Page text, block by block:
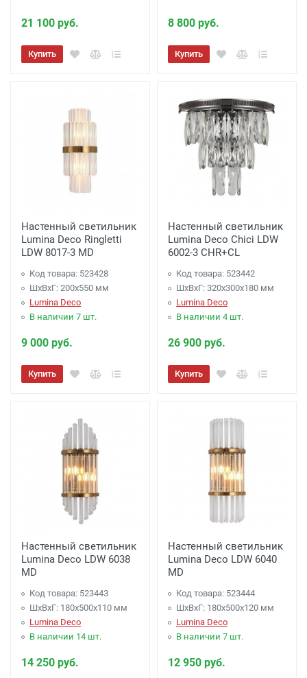
21 100 руб.
Купить
8 800 руб.
Купить
Настенный светильник
Lumina Deco Ringletti
LDW 8017-3 MD
Код товара: 523428
ШхВхГ: 200x550 мм
Lumina Deco
В наличии 7 шт.
9 000 руб.
Купить
Настенный светильник
Lumina Deco Chici LDW
6002-3 CHR+CL
Код товара: 523442
ШхВхГ: 320x300x180 мм
Lumina Deco
В наличии 4 шт.
26 900 руб.
Купить
Настенный светильник
Lumina Deco LDW 6038
MD
Код товара: 523443
ШхВхГ: 180x500x110 мм
Lumina Deco
В наличии 14 шт.
14 250 руб.
Настенный светильник
Lumina Deco LDW 6040
MD
Код товара: 523444
ШхВхГ: 180x500x120 мм
Lumina Deco
В наличии 7 шт.
12 950 руб.